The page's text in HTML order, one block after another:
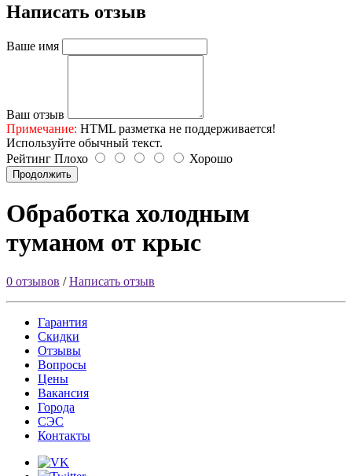
Написать отзыв
Ваше имя
Ваш отзыв
Примечание: HTML разметка не поддерживается!
Используйте обычный текст.
Рейтинг Плохо Хорошо
Продолжить
Обработка холодным
туманом от крыс
0 отзывов /Написать отзыв
Гарантия
Скидки
Отзывы
Вопросы
Цены
Вакансия
Города
СЭС
Контакты